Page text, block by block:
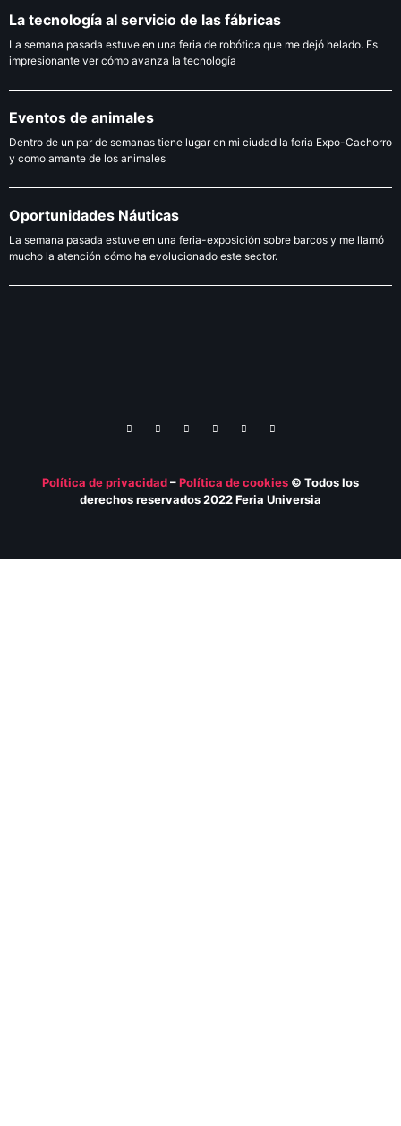
La tecnología al servicio de las fábricas
La semana pasada estuve en una feria de robótica que me dejó helado. Es
impresionante ver cómo avanza la tecnología
Eventos de animales
Dentro de un par de semanas tiene lugar en mi ciudad la feria Expo-Cachorro
y como amante de los animales
Oportunidades Náuticas
La semana pasada estuve en una feria-exposición sobre barcos y me llamó
mucho la atención cómo ha evolucionado este sector.
Política de privacidad–Política decookies © Todos los
derechos reservados 2022 Feria Universia